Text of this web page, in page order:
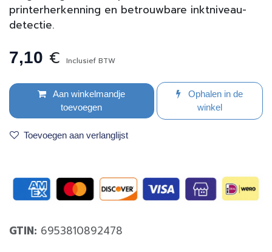
printerherkenning en betrouwbare inktniveau-
detectie.
7,10 € Inclusief BTW
Aan winkelmandje
toevoegen
Ophalen in de
winkel
Toevoegen aan verlanglijst
GTIN: 6953810892478